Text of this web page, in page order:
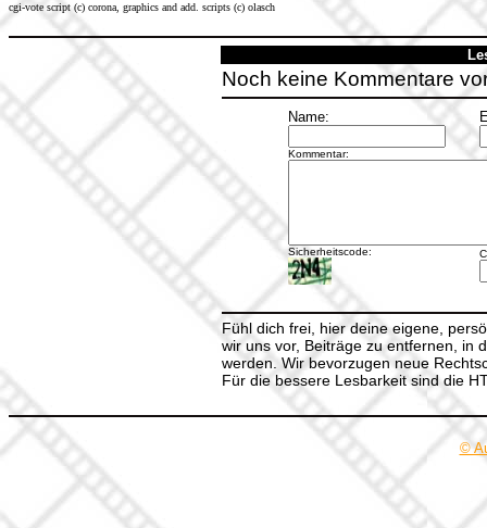
cgi-vote script (c) corona, graphics and add. scripts (c) olasch
Noch keine Kommentare
Name:
Kommentar:
Sicherheitscode:
Fühl dich frei, hier deine eigene,
wir uns vor, Beiträge zu entfernen, in
werden. Wir bevorzugen neue
Für die bessere Lesbarkeit sind die
©